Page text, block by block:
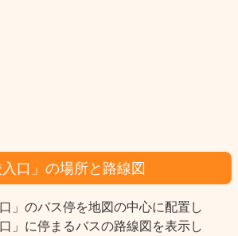
入口」の場所と路線図
」のバス停を地図の中心に配置し
」に停まるバスの路線図を表示し